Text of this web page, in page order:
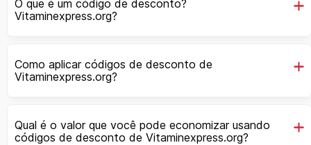
O que é um código de desconto?
Vitaminexpress.org?
Como aplicar códigos de desconto de
Vitaminexpress.org?
Qual é o valor que você pode economizar usando
códigos de desconto de Vitaminexpress.org?